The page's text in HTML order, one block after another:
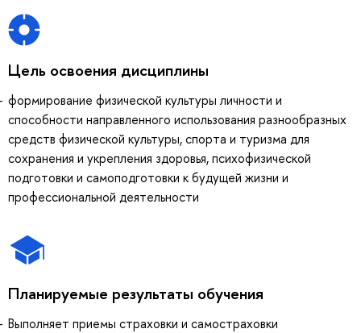
Цель освоения дисциплины
формирование физической культуры личности и
способности направленного использования разнообразных
средств физической культуры, спорта и туризма для
сохранения и укрепления здоровья, психофизической
подготовки и самоподготовки к будущей жизни и
профессиональной деятельности
Планируемые результаты обучения
Выполняет приемы страховки и самостраховки